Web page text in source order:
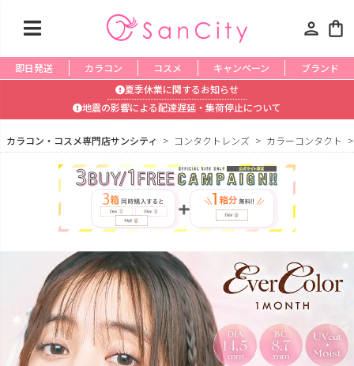
person shopping_bag
即日発送 カラコン コスメ キャンペーン
ブランド
夏季休業に関するお知らせ
地震の影響による配達遅延・集荷停止について
カラコン・コスメ専門店サンシティ コンタクトレンズ カラーコンタクト